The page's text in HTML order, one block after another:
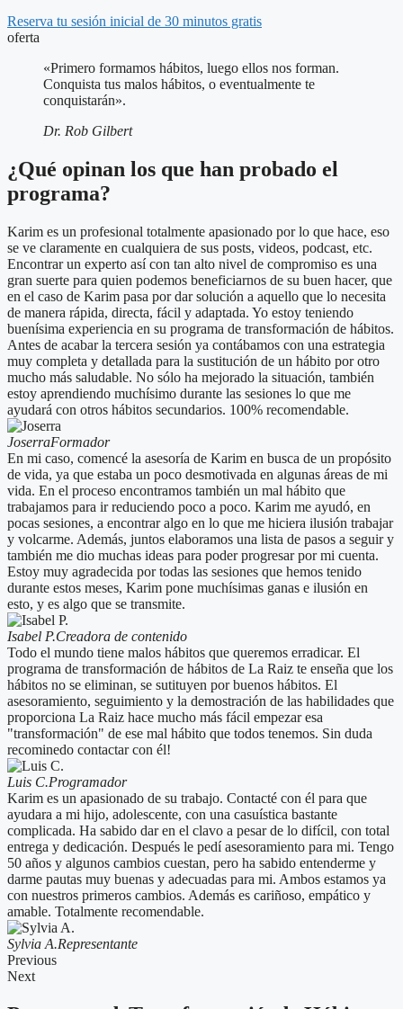
Reserva tu sesión inicial de 30 minutos gratis
oferta
«Primero formamos hábitos, luego ellos nos forman.
Conquista tus malos hábitos, o eventualmente te
conquistarán».
Dr. Rob Gilbert
¿Qué opinan los que han probado el
programa?
Karim es un profesional totalmente apasionado por lo que hace, eso
se ve claramente en cualquiera de sus posts, videos, podcast, etc.
Encontrar un experto así con tan alto nivel de compromiso es una
gran suerte para quien podemos beneficiarnos de su buen hacer, que
en el caso de Karim pasa por dar solución a aquello que lo necesita
de manera rápida, directa, fácil y adaptada. Yo estoy teniendo
buenísima experiencia en su programa de transformación de hábitos.
Antes de acabar la tercera sesión ya contábamos con una estrategia
muy completa y detallada para la sustitución de un hábito por otro
mucho más saludable. No sólo ha mejorado la situación, también
estoy aprendiendo muchísimo durante las sesiones lo que me
ayudará con otros hábitos secundarios. 100% recomendable.
JoserraFormador
En mi caso, comencé la asesoría de Karim en busca de un propósito
de vida, ya que estaba un poco desmotivada en algunas áreas de mi
vida. En el proceso encontramos también un mal hábito que
trabajamos para ir reduciendo poco a poco. Karim me ayudó, en
pocas sesiones, a encontrar algo en lo que me hiciera ilusión trabajar
y volcarme. Además, juntos elaboramos una lista de pasos a seguir y
también me dio muchas ideas para poder progresar por mi cuenta.
Estoy muy agradecida por todas las sesiones que hemos tenido
durante estos meses, Karim pone muchísimas ganas e ilusión en
esto, y es algo que se transmite.
Isabel P.Creadora de contenido
Todo el mundo tiene malos hábitos que queremos erradicar. El
programa de transformación de hábitos de La Raiz te enseña que los
hábitos no se eliminan, se sutituyen por buenos hábitos. El
asesoramiento, seguimiento y la demostración de las habilidades que
proporciona La Raiz hace mucho más fácil empezar esa
"transformación" de ese mal hábito que todos tenemos. Sin duda
recominedo contactar con él!
Luis C.Programador
Karim es un apasionado de su trabajo. Contacté con él para que
ayudara a mi hijo, adolescente, con una casuística bastante
complicada. Ha sabido dar en el clavo a pesar de lo difícil, con total
entrega y dedicación. Después le pedí asesoramiento para mi. Tengo
50 años y algunos cambios cuestan, pero ha sabido entenderme y
darme pautas muy buenas y adecuadas para mi. Ambos estamos ya
con nuestros primeros cambios. Además es cariñoso, empático y
amable. Totalmente recomendable.
Sylvia A.Representante
Previous
Next